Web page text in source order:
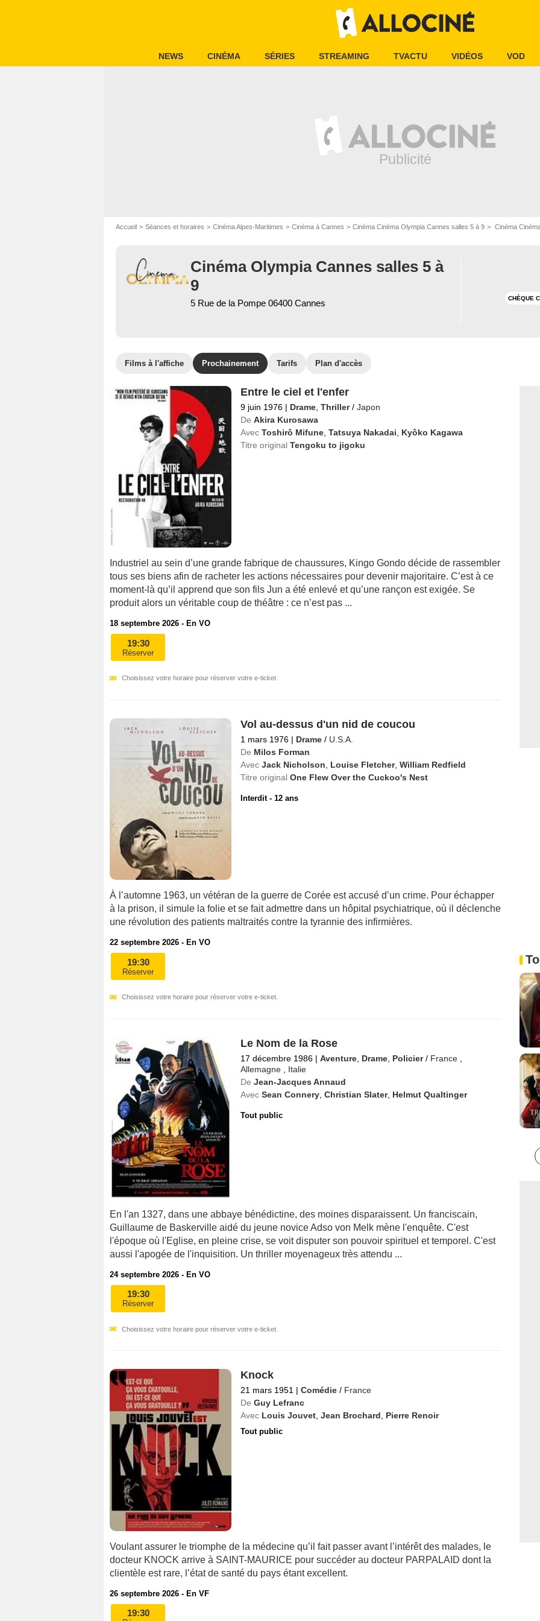
NEWS CINÉMA SÉRIES STREAMING TVACTU VIDÉOS VOD
Accueil Séances et horaires Cinéma Alpes-Maritimes Cinéma à Cannes Cinéma Cinéma Olympia Cannes salles 5 à 9 Cinéma
Cinéma Olympia Cannes salles 5 à
9
5 Rue de la Pompe 06400 Cannes CHÈQUE
Films à l'affiche Prochainement Tarifs Plan d'accès
Entre le ciel et l'enfer
9 juin 1976 | Drame, Thriller / Japon
De Akira Kurosawa
Avec Toshirô Mifune, Tatsuya Nakadai
Kyôko Kagawa
Titre original Tengoku to jigoku
Industriel au sein d’une grande fabrique de chaussures, Kingo Gondo décide de rassembler
tous ses biens afin de racheter les actions nécessaires pour devenir majoritaire. C’est à ce
moment-là qu’il apprend que son fils Jun a été enlevé et qu’une rançon est exigée. Se
produit alors un véritable coup de théâtre : ce n’est pas ...
18 septembre 2026 - En VO
19:30
Réserver
Choisissez votre horaire pour réserver votre e-ticket.
Vol au-dessus d'un nid de coucou
1 mars 1976 | Drame / U.S.A.
De Milos Forman
Avec Jack Nicholson Louise Fletcher, William Redfield
Titre original One Flew Over the Cuckoo's Nest
Interdit - 12 ans
À l’automne 1963, un vétéran de la guerre de Corée est accusé d’un crime. Pour échapper
à la prison, il simule la folie et se fait admettre dans un hôpital psychiatrique, où il déclenche
une révolution des patients maltraités contre la tyrannie des infirmières.
22 septembre 2026 - En VO
19:30
Réserver
Choisissez votre horaire pour réserver votre e-ticket.
Le Nom de la Rose
17 décembre 1986 | Aventure, Drame, Policier / France,
Allemagne, Italie
De Jean-Jacques Annaud
Avec Sean Connery, Christian Slater, Helmut Qualtinger
Tout public
En l'an 1327, dans une abbaye bénédictine, des moines disparaissent. Un franciscain,
Guillaume de Baskerville aidé du jeune novice Adso von Melk mène l'enquête. C'est
l'époque où l'Eglise, en pleine crise, se voit disputer son pouvoir spirituel et temporel. C'est
aussi l'apogée de l'inquisition. Un thriller moyenageux très attendu ...
24 septembre 2026 - En VO
19:30
Réserver
Choisissez votre horaire pour réserver votre e-ticket.
Knock
21 mars 1951 | Comédie / France
De Guy Lefranc
Avec Louis Jouvet, Jean Brochard, Pierre Renoir
Tout public
Voulant assurer le triomphe de la médecine qu’il fait passer avant l’intérêt des malades, le
docteur KNOCK arrive à SAINT-MAURICE pour succéder au docteur PARPALAID dont la
clientèle est rare, l’état de santé du pays étant excellent.
26 septembre 2026 - En VF
19:30